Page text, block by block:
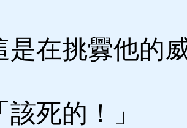
在挑釁他的
死的！」